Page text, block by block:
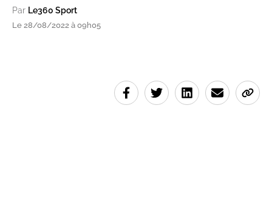
Par Le360 Sport
Le 28/08/2022 à 09h05